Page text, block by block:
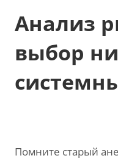
Анализ
выбор
Помните старый